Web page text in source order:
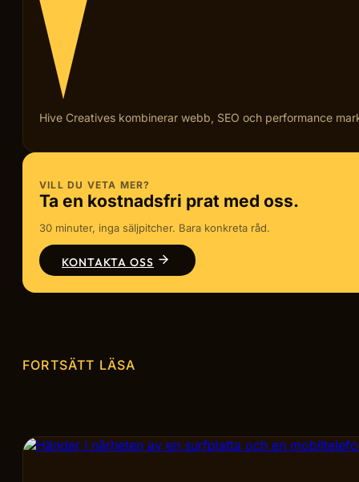
Hive Creatives kombinerar webb, SEO och performance
VILL DU VETA MER?
Ta en kostnadsfri prat med oss.
30 minuter, inga säljpitcher. Bara konkreta råd.
KONTAKTA OSS
FORTSÄTT LÄSA